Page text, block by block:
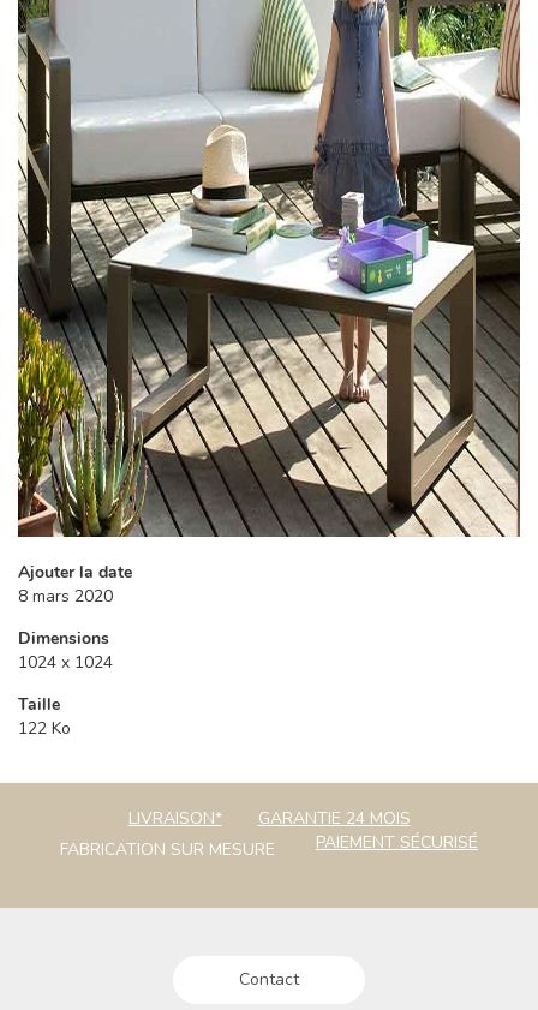
Ajouter la date
8 mars 2020
Dimensions
1024 x 1024
Taille
122 Ko
LIVRAISON*
GARANTIE 24 MOIS
FABRICATION SUR MESURE
PAIEMENT SÉCURISÉ
Contact